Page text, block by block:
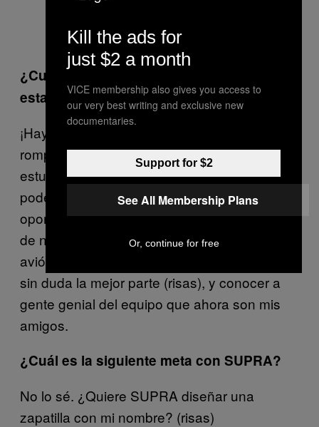
El equipo de SUPRA en Barcelona
¿Cuál es el mejor recuerdo que tienes de
estar de gira con el equipo de SUPRA?
¡Hay tantos! Pude ir a Nueva York -y me
rompí los dedos como ya te dije-, pero no
estuvo tan mal. Estaba tan emocionado por
poder descubrir la ciudad y tener la
oportunidad de patinar sus calles. El hecho
de no tener que pagar por los billetes de
avión cuando viajas alrededor del mundo es
sin duda la mejor parte (risas), y conocer a
gente genial del equipo que ahora son mis
amigos.
¿Cuál es la siguiente meta con SUPRA?
No lo sé. ¿Quiere SUPRA diseñar una
zapatilla con mi nombre? (risas)
Kill the ads for
just $2 a month
VICE membership also gives you access to
our very best writing and exclusive new
documentaries.
Support for $2
See All Membership Plans
Or, continue for free